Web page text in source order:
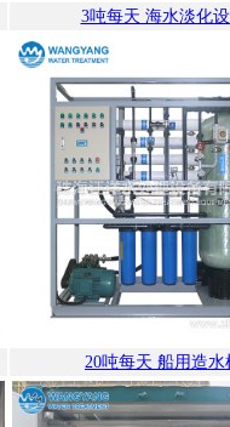
3吨每天 海水淡化
20吨每天 船用造水